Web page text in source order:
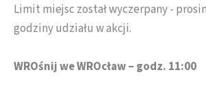
Limit miejsc został wyczerpany -
godziny udziału w akcji.
WROśnij we WROcław – godz. 11:00